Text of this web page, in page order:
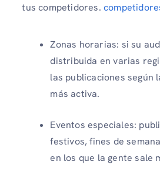
tus competidores.
Zonas horarias: si su
distribuida en varias
las publicaciones según
más activa.
Eventos especiales:
festivos, fines de
en los que la gente sale